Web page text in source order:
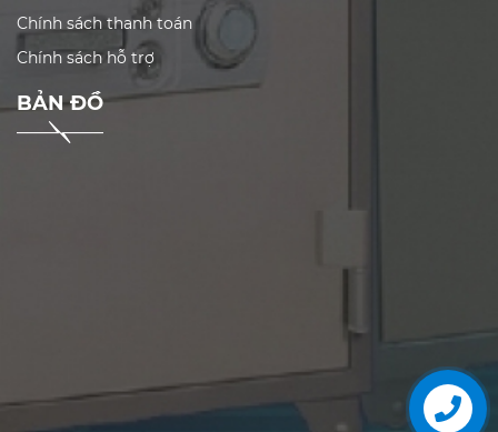
Chính sách thanh toán
Chính sách hỗ trợ
BẢN ĐỒ